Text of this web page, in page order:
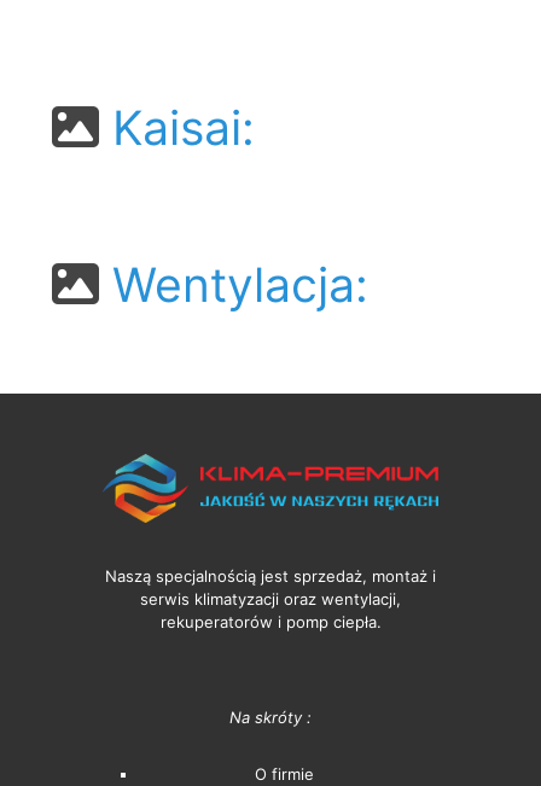
Kaisai:
Wentylacja:
Naszą specjalnością jest sprzedaż, montaż i
serwis klimatyzacji oraz wentylacji,
rekuperatorów i pomp ciepła.
Na skróty :
O firmie